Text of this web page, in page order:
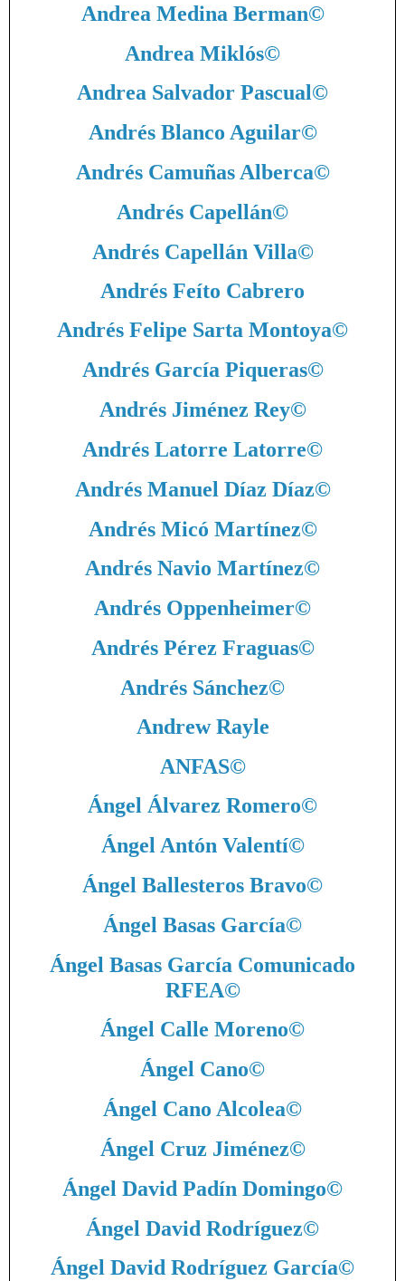
Andrea Medina Berman©
Andrea Miklós©
Andrea Salvador Pascual©
Andrés Blanco Aguilar©
Andrés Camuñas Alberca©
Andrés Capellán©
Andrés Capellán Villa©
Andrés Feíto Cabrero
Andrés Felipe Sarta Montoya©
Andrés García Piqueras©
Andrés Jiménez Rey©
Andrés Latorre Latorre©
Andrés Manuel Díaz Díaz©
Andrés Micó Martínez©
Andrés Navio Martínez©
Andrés Oppenheimer©
Andrés Pérez Fraguas©
Andrés Sánchez©
Andrew Rayle
ANFAS©
Ángel Álvarez Romero©
Ángel Antón Valentí©
Ángel Ballesteros Bravo©
Ángel Basas García©
Ángel Basas García Comunicado
RFEA©
Ángel Calle Moreno©
Ángel Cano©
Ángel Cano Alcolea©
Ángel Cruz Jiménez©
Ángel David Padín Domingo©
Ángel David Rodríguez©
Ángel David Rodríguez García©